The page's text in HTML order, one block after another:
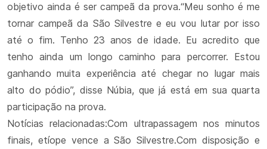
objetivo ainda é ser campeã da prova.“Meu sonho é me
tornar campeã da São Silvestre e eu vou lutar por isso
até o fim. Tenho 23 anos de idade. Eu acredito que
tenho ainda um longo caminho para percorrer. Estou
ganhando muita experiência até chegar no lugar mais
alto do pódio”, disse Núbia, que já está em sua quarta
participação na prova.
Notícias relacionadas:Com ultrapassagem nos minutos
finais, etíope vence a São Silvestre.Com disposição e